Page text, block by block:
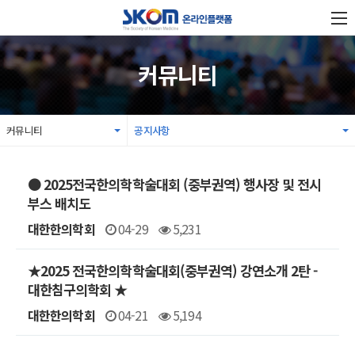
커뮤니티
커뮤니티 공지사항
● 2025전국한의학학술대회 (중부권역) 행사장 및 전시
부스 배치도
대한한의학회 04-29 5,231
★2025 전국한의학학술대회(중부권역) 강연소개 2탄 -
대한침구의학회 ★
대한한의학회 04-21 5,194